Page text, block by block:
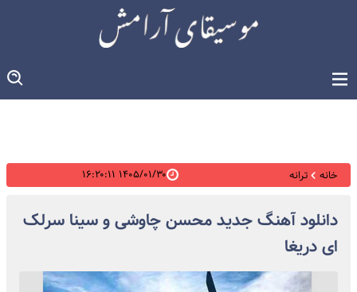
خانه ترانه ۱۴۰۵/۰۱/۳۰ ۱۶:۲۰:۱۱
دانلود آهنگ جدید محسن چاوشی و سینا سرلک
ای دریغا